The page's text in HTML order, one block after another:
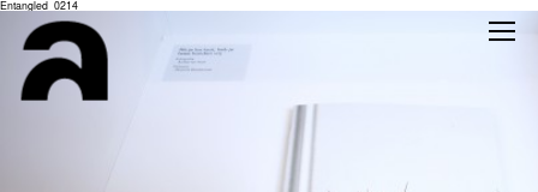
Entangled_0214